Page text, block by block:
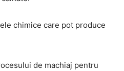
chimice care pot produce
de machiaj pentru